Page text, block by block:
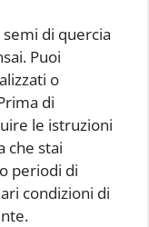
di quercia
Puoi
o
di
le istruzioni
che stai
periodi di
condizioni di